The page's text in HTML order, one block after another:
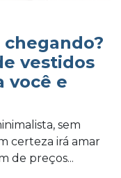
vestidos
você e
sem
certeza irá amar
de preços...